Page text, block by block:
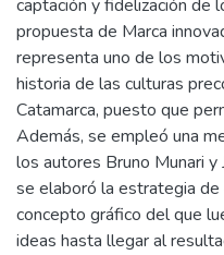
captación y fidelización de
propuesta de Marca
representa uno de los
historia de las culturas
Catamarca, puesto que
Además, se empleó una
los autores Bruno Munari
se elaboró la estrategia
concepto gráfico del que
ideas hasta llegar al